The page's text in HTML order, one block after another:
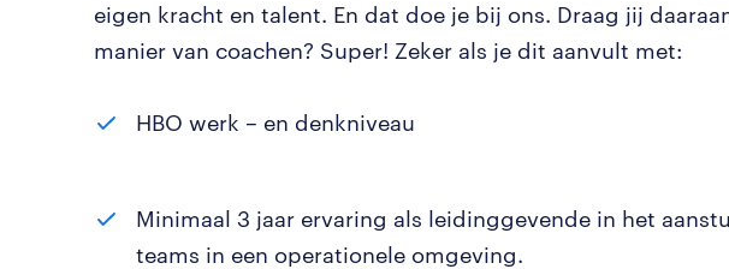
eigen kracht en talent. En dat doe je bij ons. Draag jij
manier van coachen? Super! Zeker als je dit aanvult met:
HBO werk – en denkniveau
Minimaal 3 jaar ervaring als leidinggevende in het
teams in een operationele omgeving.